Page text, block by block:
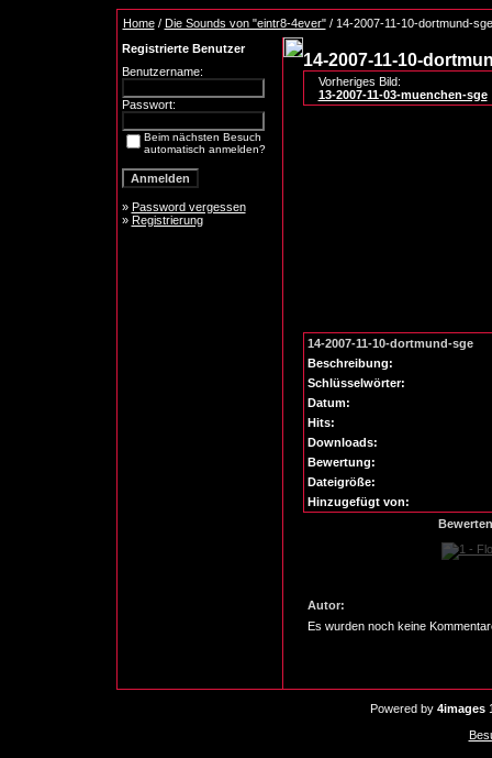
Home/ Die Sounds von "eintr8-4ever"/ 14-2007-11-10-dortmund-sge
Registrierte Benutzer
Benutzername:
Passwort:
Beim nächsten Besuch
automatisch anmelden?
» Password vergessen
» Registrierung
14-2007-11-10-
Vorheriges Bild:
13-2007-11-03-muenchen-sge
14-2007-11-10-dortmund-sge
Beschreibung:
Schlüsselwörter:
Datum:
Hits:
Downloads:
Bewertung:
Dateigröße:
Hinzugefügt von:
Bewerten
Autor:
Es wurden noch keine
Powered by 4images